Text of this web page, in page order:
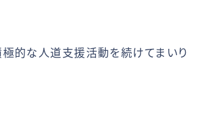
極的な人道支援活動を続けてまいり